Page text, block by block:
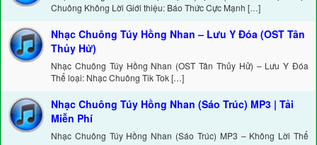
Chuông Không Lời Giới thiệu: Báo Thức Cực Mạnh […]
Nhạc Chuông Túy Hồng Nhan – Lưu Y Đóa (OST Tân
Thủy Hử)
Nhạc Chuông Túy Hồng Nhan (OST Tân Thủy Hử) – Lưu Y Đóa
Thể loại: Nhạc Chuông Tik Tok […]
Nhạc Chuông Túy Hồng Nhan (Sáo Trúc) MP3 | Tải
Miễn Phí
Nhạc Chuông Túy Hồng Nhan (Sáo Trúc) MP3 – Không Lời Thể